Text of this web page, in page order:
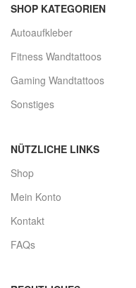
SHOP KATEGORIEN
Autoaufkleber
Fitness Wandtattoos
Gaming Wandtattoos
Sonstiges
NÜTZLICHE LINKS
Shop
Mein Konto
Kontakt
FAQs